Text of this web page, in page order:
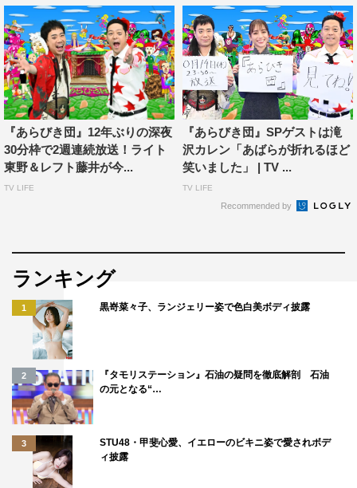
た時に「やってませんが、実は終わってないんですよ。」
とお伝えすると喜んでくださってたこれまでの方にお伝え
したいです。
ぜひ、ご覧ください！
番組情報
『今夜復活！あらびき団～真夏の最強パフォーマー決定戦
SP～』
MC：ライト東野（東野幸治）、レフト藤井（藤井隆）
パフォーマー：あら削りなパフォーマーたち
『あらびき団』12年ぶりの深夜
30分枠で2週連続放送！ライト
東野＆レフト藤井が今...
TV LIFE
『あらびき団』SPゲストは滝
沢カレン「あばらが折れるほど
笑いました」 | TV ...
TV LIFE
Recommended by
ランキング
1 黒嵜菜々子、ランジェリー姿で色白美ボディ披露
2
『タモリステーション』石油の疑問を徹底解剖 石油
の元となる“…
3
STU48・甲斐心愛、イエローのビキニ姿で愛されボデ
ィ披露